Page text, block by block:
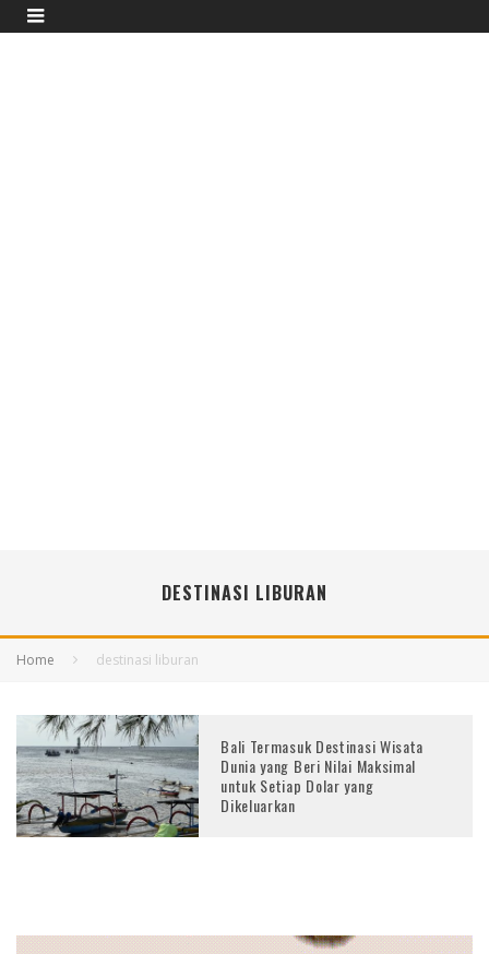
DESTINASI LIBURAN
Home destinasi liburan
Bali Termasuk Destinasi Wisata
Dunia yang Beri Nilai Maksimal
untuk Setiap Dolar yang
Dikeluarkan